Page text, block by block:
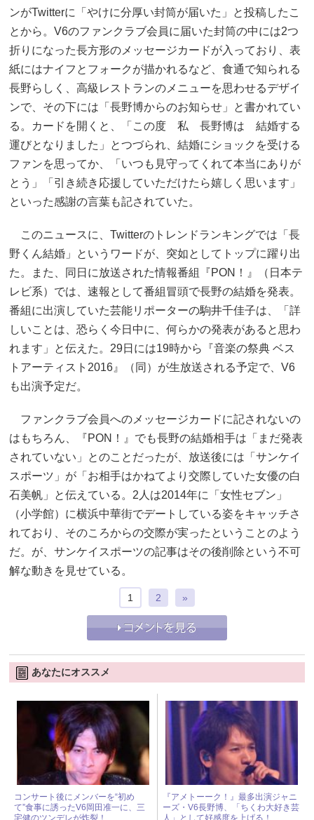
ンがTwitterに「やけに分厚い封筒が届いた」と投稿したこ
とから。V6のファンクラブ会員に届いた封筒の中には2つ
折りになった長方形のメッセージカードが入っており、表
紙にはナイフとフォークが描かれるなど、食通で知られる
長野らしく、高級レストランのメニューを思わせるデザイ
ンで、その下には「長野博からのお知らせ」と書かれてい
る。カードを開くと、「この度 私 長野博は 結婚する
運びとなりました」とつづられ、結婚にショックを受ける
ファンを思ってか、「いつも見守ってくれて本当にありが
とう」「引き続き応援していただけたら嬉しく思います」
といった感謝の言葉も記されていた。
このニュースに、Twitterのトレンドランキングでは「長
野くん結婚」というワードが、突如としてトップに躍り出
た。また、同日に放送された情報番組『PON！』（日本テ
レビ系）では、速報として番組冒頭で長野の結婚を発表。
番組に出演していた芸能リポーターの駒井千佳子は、「詳
しいことは、恐らく今日中に、何らかの発表があると思わ
れます」と伝えた。29日には19時から『音楽の祭典 ベス
トアーティスト2016』（同）が生放送される予定で、V6
も出演予定だ。
ファンクラブ会員へのメッセージカードに記されないの
はもちろん、『PON！』でも長野の結婚相手は「まだ発表
されていない」とのことだったが、放送後には「サンケイ
スポーツ」が「お相手はかねてより交際していた女優の白
石美帆」と伝えている。2人は2014年に「女性セブン」
（小学館）に横浜中華街でデートしている姿をキャッチさ
れており、そのころからの交際が実ったということのよう
だ。が、サンケイスポーツの記事はその後削除という不可
解な動きを見せている。
1 2 »
あなたにオススメ
コンサート後にメンバーを“初め
て”食事に誘ったV6岡田准一に、三
宅健のツンデレが炸裂！
『アメトーーク！』最多出演ジャニ
ーズ・V6長野博、「ちくわ大好き芸
人」として好感度を上げる！